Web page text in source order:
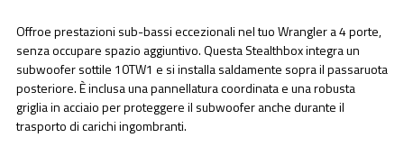
Offroe prestazioni sub-bassi eccezionali nel tuo Wrangler a 4 porte,
senza occupare spazio aggiuntivo. Questa Stealthbox integra un
subwoofer sottile 10TW1 e si installa saldamente sopra il passaruota
posteriore. È inclusa una pannellatura coordinata e una robusta
griglia in acciaio per proteggere il subwoofer anche durante il
trasporto di carichi ingombranti.